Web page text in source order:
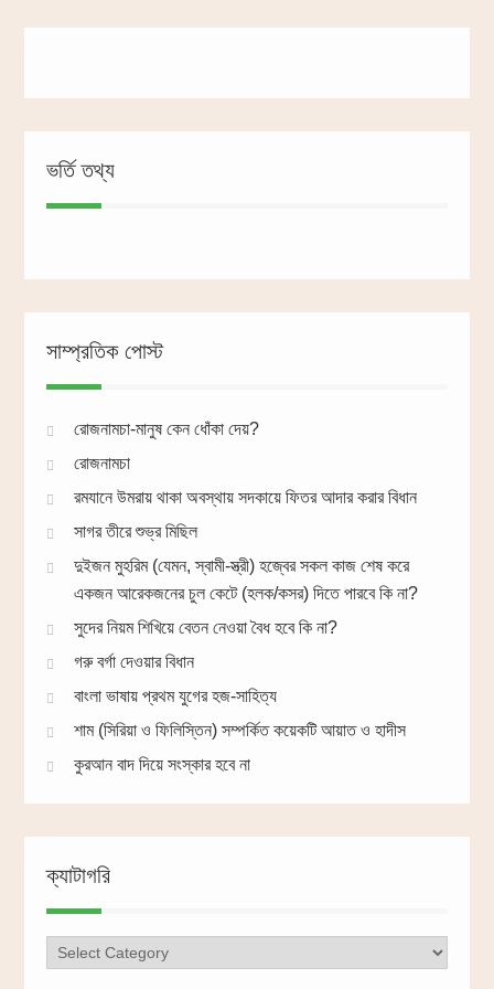
ভর্তি তথ্য
সাম্প্রতিক পোস্ট
রোজনামচা-মানুষ কেন ধোঁকা দেয়?
রোজনামচা
রমযানে উমরায় থাকা অবস্থায় সদকায়ে ফিতর আদার করার বিধান
সাগর তীরে শুভ্র মিছিল
দুইজন মুহরিম (যেমন, স্বামী-স্ত্রী) হজ্বের সকল কাজ শেষ করে
একজন আরেকজনের চুল কেটে (হলক/কসর) দিতে পারবে কি না?
সুদের নিয়ম শিখিয়ে বেতন নেওয়া বৈধ হবে কি না?
গরু বর্গা দেওয়ার বিধান
বাংলা ভাষায় প্রথম যুগের হজ-সাহিত্য
শাম (সিরিয়া ও ফিলিস্তিন) সম্পর্কিত কয়েকটি আয়াত ও হাদীস
কুরআন বাদ দিয়ে সংস্কার হবে না
ক্যাটাগরি
ক্যাটাগরি